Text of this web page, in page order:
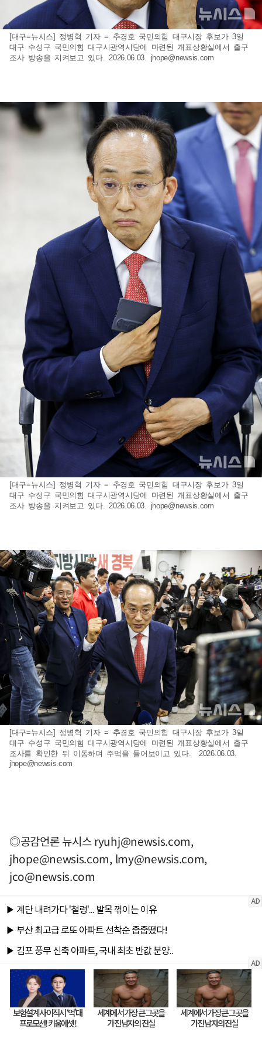
[대구=뉴시스] 정병혁 기자 = 추경호 국민의힘 대구시장 후보가 3일
대구 수성구 국민의힘 대구시광역시당에 마련된 개표상황실에서 출구
조사 방송을 지켜보고 있다. 2026.06.03. jhope@newsis.com
[대구=뉴시스] 정병혁 기자 = 추경호 국민의힘 대구시장 후보가 3일
대구 수성구 국민의힘 대구시광역시당에 마련된 개표상황실에서 출구
조사 방송을 지켜보고 있다. 2026.06.03. jhope@newsis.com
[대구=뉴시스] 정병혁 기자 = 추경호 국민의힘 대구시장 후보가 3일
대구 수성구 국민의힘 대구시광역시당에 마련된 개표상황실에서 출구
조사를 확인한 뒤 이동하며 주먹을 들어보이고 있다. 2026.06.03.
jhope@newsis.com
◎공감언론 뉴시스ryuhj@newsis.com,
jhope@newsis.com, lmy@newsis.com,
jco@newsis.com